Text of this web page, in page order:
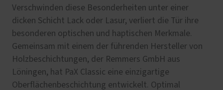
Verschwinden diese Besonderheiten unter einer
dicken Schicht Lack oder Lasur, verliert die Tür ihre
besonderen optischen und haptischen Merkmale.
Gemeinsam mit einem der führenden Hersteller von
Holzbeschichtungen, der Remmers GmbH aus
Löningen, hat PaX Classic eine einzigartige
Oberflächenbeschichtung entwickelt. Optimal